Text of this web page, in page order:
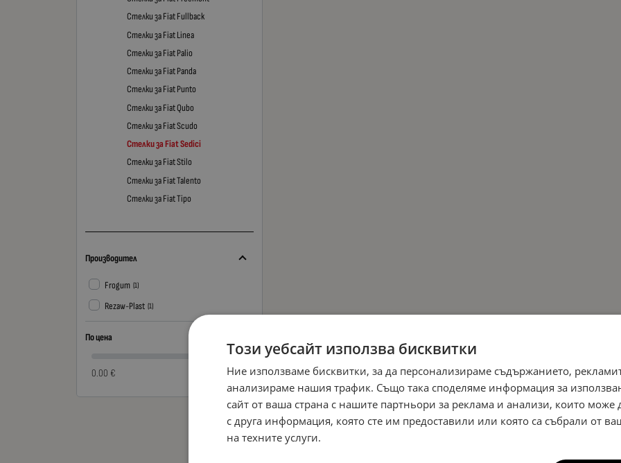
Стелки за Fiat Fullback
Стелки за Fiat Linea
Стелки за Fiat Palio
Стелки за Fiat Panda
Стелки за Fiat Punto
Стелки за Fiat Qubo
Стелки за Fiat Scudo
Стелки за Fiat Sedici
Стелки за Fiat Stilo
Стелки за Fiat Talento
Стелки за Fiat Tipo
Производител
Frogum (1)
Rezaw-Plast (1)
По цена
0.00 € 0.00 €
Този уебсайт използва бисквитки
Ние използваме бисквитки, за да персонализираме съдържанието,
анализираме нашия трафик. Също така споделяме информация за
сайт от ваша страна с нашите партньори за реклама и анализи, които може
с друга информация, която сте им предоставили или която са събрали от
на техните услуги.